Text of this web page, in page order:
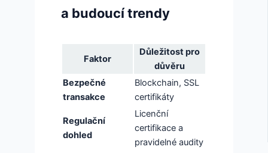
a budoucí trendy
Faktor
Důležitost pro
důvěru
Bezpečné
transakce
Blockchain, SSL
certifikáty
Regulační
dohled
Licenční
certifikace a
pravidelné audity